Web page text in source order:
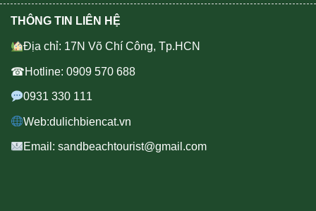
THÔNG TIN LIÊN HỆ
Địa chỉ: 17N Võ Chí Công, Tp.HCN
☎Hotline: 0909 570 688
0931 330 111
Web:dulichbiencat.vn
Email: sandbeachtourist@gmail.com